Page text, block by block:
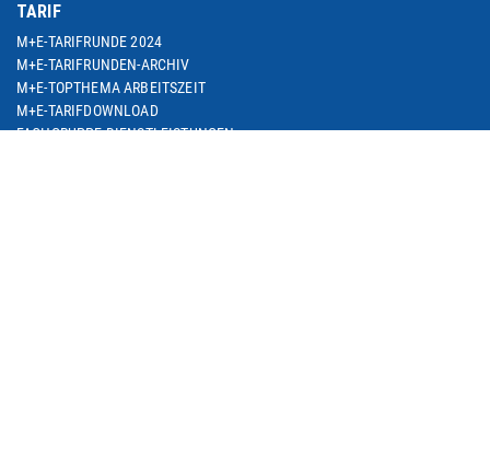
TARIF
M+E-TARIFRUNDE 2024
M+E-TARIFRUNDEN-ARCHIV
M+E-TOPTHEMA ARBEITSZEIT
M+E-TARIFDOWNLOAD
FACHGRUPPE DIENSTLEISTUNGEN